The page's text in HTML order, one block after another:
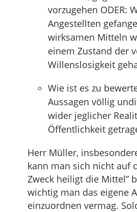
vorzugehen ODER:
Angestellten
wirksamen Mitteln
einem Zustand der
Willenslosigkeit
Wie ist es zu
Aussagen völlig
wider jeglicher
Öffentlichkeit
Herr Müller,
kann man sich nicht auf
Zweck heiligt die Mittel”
wichtig man das eigene
einzuordnen vermag.